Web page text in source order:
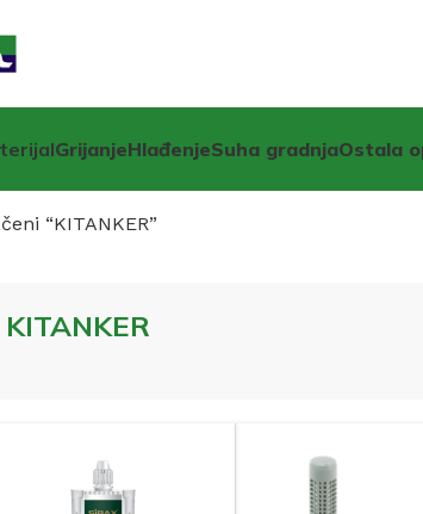
GrijanjeHlađenjeSuha gradnjaOstala
“KITANKER”
KITANKER